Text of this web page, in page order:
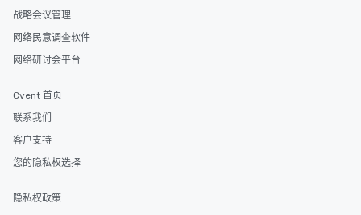
战略会议管理
网络民意调查软件
网络研讨会平台
Cvent 首页
联系我们
客户支持
您的隐私权选择
隐私权政策